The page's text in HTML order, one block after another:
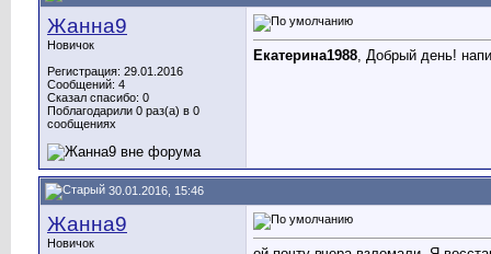
Жанна9
Новичок
Регистрация: 29.01.2016
Сообщений: 4
Сказал спасибо: 0
Поблагодарили 0 раз(а) в 0
сообщениях
Екатерина1988, Добрый день!
30.01.2016, 15:46
Жанна9
Новичок